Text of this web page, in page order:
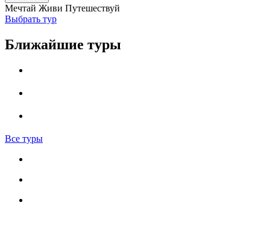
Мечтай Живи Путешествуй
Выбрать тур
Ближайшие туры
Все туры